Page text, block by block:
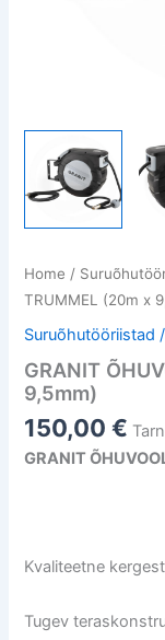
Home /
TRUMMEL (20m x
Suruõhutööriistad
GRANIT
9,5mm)
150,00€
GRANIT
Kvaliteetne
Tugev